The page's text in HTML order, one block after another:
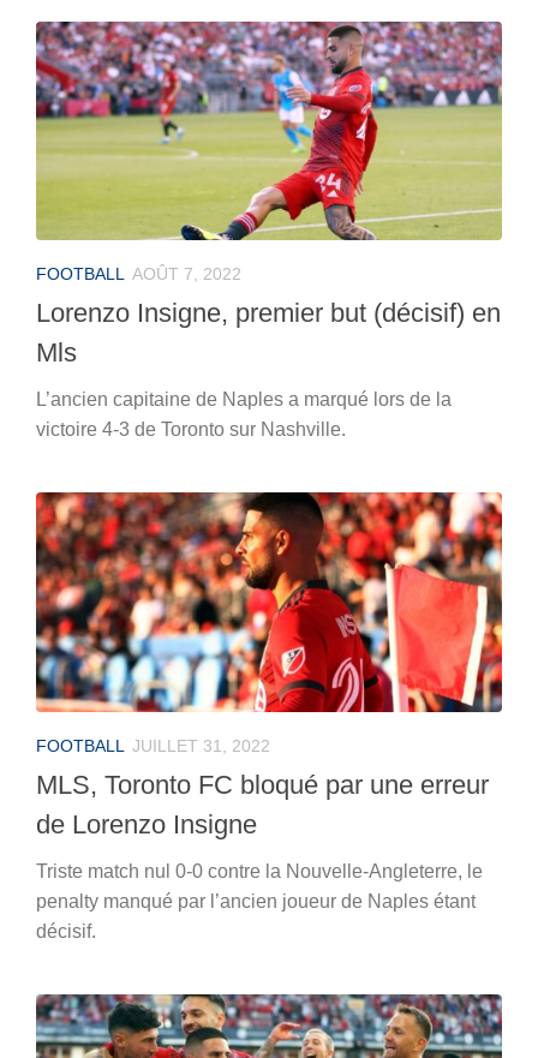
FOOTBALL AOÛT 7, 2022
Lorenzo Insigne, premier but (décisif) en
Mls
L’ancien capitaine de Naples a marqué lors de la
victoire 4-3 de Toronto sur Nashville.
FOOTBALL JUILLET 31, 2022
MLS, Toronto FC bloqué par une erreur
de Lorenzo Insigne
Triste match nul 0-0 contre la Nouvelle-Angleterre, le
penalty manqué par l’ancien joueur de Naples étant
décisif.